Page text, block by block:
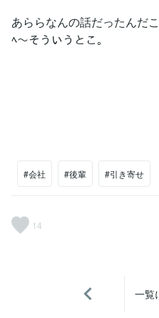
あららなんの話だったんだ
ﾍ〜そういうとこ。
#会社 #後輩 #引き寄せ
14
一覧